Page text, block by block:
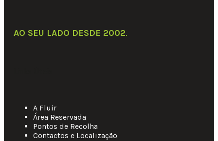
AO SEU LADO DESDE 2002.
A Fluir
Área Reservada
Pontos de Recolha
Contactos e Localização